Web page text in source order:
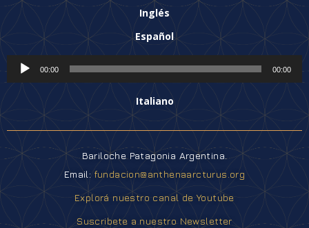
Inglés
Español
Reproductor
de
audio
00:00 00:00
Italiano
Bariloche Patagonia Argentina.
Email: fundacion@anthenaarcturus.org
Explorá nuestro canal de Youtube
Suscribete a nuestro Newsletter